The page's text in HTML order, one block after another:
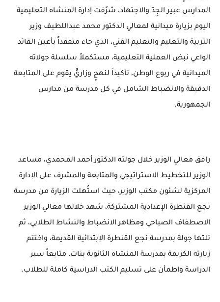
المدارس عبير الجِدّ والاجتهاد، شرُفت إدارة المنشاه التعليمية
اليوم بزيارة ميدانية لمعالي الدكتور محمد عبداللطيف وزير
التربية والتعليم والتعليم الفني، الذي جاء متفقداً بأعين القائد
الواعي نبض العملية التعليمية، مستكملاً سلسلة جولاته
الميدانية في ربوع الوطن، تأكيداً لنهجٍ وزاريٍّ يقوم على المتابعة
الدقيقة والانضباط الشامل في كل مدرسة من مدارس
الجمهورية.
رافق معالي الوزير خلال جولته الدكتور أحمد المحمدي، مساعد
الوزير للتخطيط الاستراتيجي والمتابعة والمشرف على الإدارة
المركزية لشئون مكتب الوزير، حيث استُهلت الزيارة من مدرسة
نجع القنطرة الإعدادية المشتركة، شهد خلالها معالي الوزير
الاصطفاف الصباحي ومظاهر الانضباط والنشاط الطلابي، ثم
تلتها جولة بمدرسة نجع القنطرة الإبتدائية القديمة، واختتم
زيارته الكريمة بمدرسة المنشاه الثانوية بنات، متابعاً سير
الدراسة واطمأن على تسليم الكتب الدراسية كاملة للطلاب.